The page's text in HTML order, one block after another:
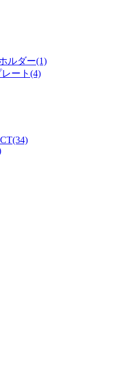
ルダー(1)
ート(4)